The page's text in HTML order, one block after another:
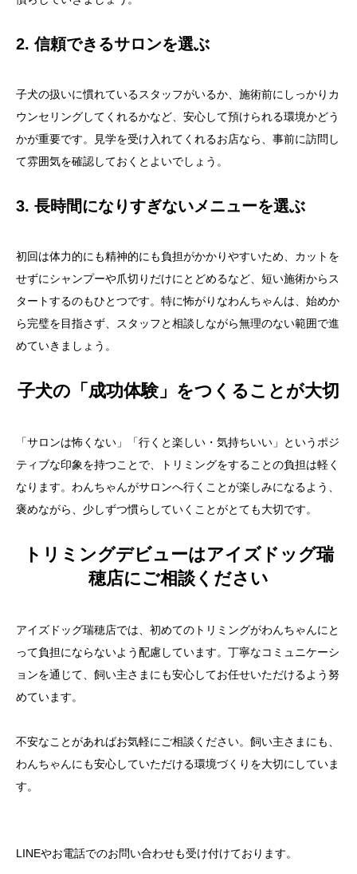
2. 信頼できるサロンを選ぶ
子犬の扱いに慣れているスタッフがいるか、施術前にしっかりカ
ウンセリングしてくれるかなど、安心して預けられる環境かどう
かが重要です。見学を受け入れてくれるお店なら、事前に訪問し
て雰囲気を確認しておくとよいでしょう。
3. 長時間になりすぎないメニューを選ぶ
初回は体力的にも精神的にも負担がかかりやすいため、カットを
せずにシャンプーや爪切りだけにとどめるなど、短い施術からス
タートするのもひとつです。特に怖がりなわんちゃんは、始めか
ら完璧を目指さず、スタッフと相談しながら無理のない範囲で進
めていきましょう。
子犬の「成功体験」をつくることが大切
「サロンは怖くない」「行くと楽しい・気持ちいい」というポジ
ティブな印象を持つことで、トリミングをすることの負担は軽く
なります。わんちゃんがサロンへ行くことが楽しみになるよう、
褒めながら、少しずつ慣らしていくことがとても大切です。
トリミングデビューはアイズドッグ瑞
穂店にご相談ください
アイズドッグ瑞穂店では、初めてのトリミングがわんちゃんにと
って負担にならないよう配慮しています。丁寧なコミュニケーシ
ョンを通じて、飼い主さまにも安心してお任せいただけるよう努
めています。
不安なことがあればお気軽にご相談ください。飼い主さまにも、
わんちゃんにも安心していただける環境づくりを大切にしていま
す。
LINEやお電話でのお問い合わせも受け付けております。